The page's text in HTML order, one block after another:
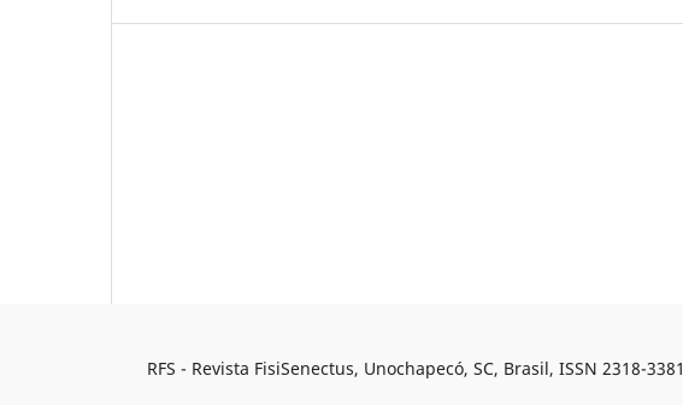
RFS - Revista FisiSenectus, Unochapecó, SC, Brasil, ISSN 2318-3381